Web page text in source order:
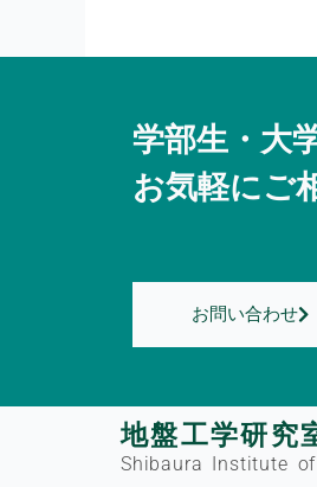
学部生・大
お気軽にご
お問い合わせ
地盤工学研究
Shibaura Institute